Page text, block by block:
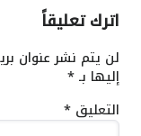
اترك تعليقاً
لن يتم نشر عنوان
إليها بـ*
التعليق *